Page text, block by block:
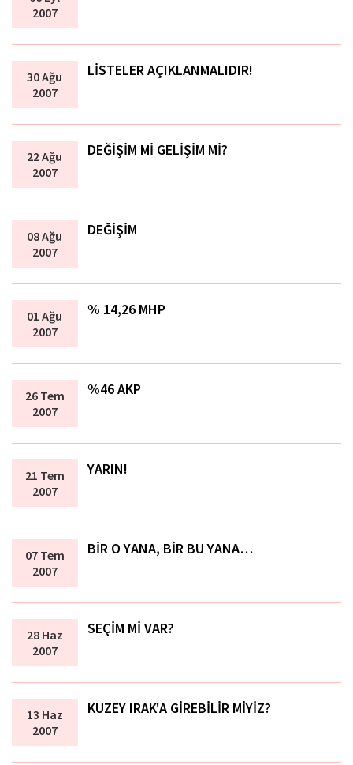
2007
30 Ağu
2007
LİSTELER AÇIKLANMALIDIR!
22 Ağu
2007
DEĞİŞİM Mİ GELİŞİM Mİ?
08 Ağu
2007
DEĞİŞİM
01 Ağu
2007
% 14,26 MHP
26 Tem
2007
%46 AKP
21 Tem
2007
YARIN!
07 Tem
2007
BİR O YANA, BİR BU YANA…
28 Haz
2007
SEÇİM Mİ VAR?
13 Haz
2007
KUZEY IRAK'A GİREBİLİR MİYİZ?